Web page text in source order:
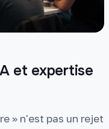
et expertise
» n'est pas un rejet